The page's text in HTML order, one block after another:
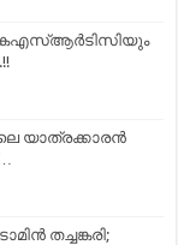
യാത്രക്കാരന്‍
തച്ചങ്കരി;